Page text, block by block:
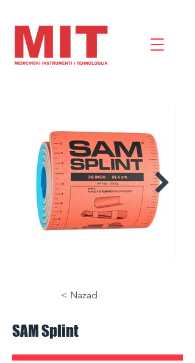
< Nazad
SAM Splint